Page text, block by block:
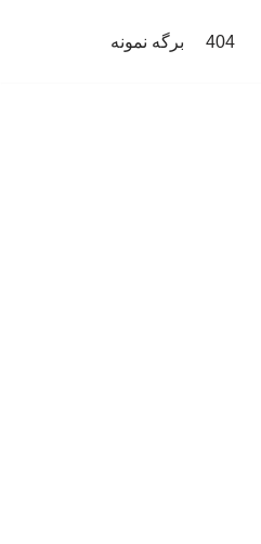
404 برگه نمونه